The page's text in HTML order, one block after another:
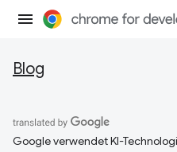
Blog
Google verwendet KI-